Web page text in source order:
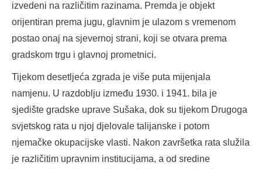
izvedeni na različitim razinama. Premda je objekt
orijentiran prema jugu, glavnim je ulazom s vremenom
postao onaj na sjevernoj strani, koji se otvara prema
gradskom trgu i glavnoj prometnici.
Tijekom desetljeća zgrada je više puta mijenjala
namjenu. U razdoblju između 1930. i 1941. bila je
sjedište gradske uprave Sušaka, dok su tijekom Drugoga
svjetskog rata u njoj djelovale talijanske i potom
njemačke okupacijske vlasti. Nakon završetka rata služila
je različitim upravnim institucijama, a od sredine